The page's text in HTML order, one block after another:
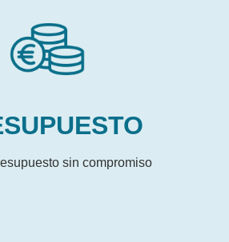
sin compromiso